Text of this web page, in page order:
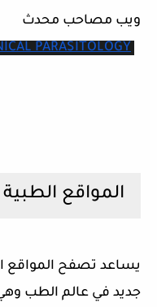
ويب مصاحب محدث
PARASITOLOGY
المواقع الطبية
يساعد تصفح المواقع
جديد في عالم الطب وهي